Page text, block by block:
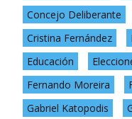
Concejo Deliberante
Cristina Fernández
Educación
Fernando Moreira
Gabriel Katopodis